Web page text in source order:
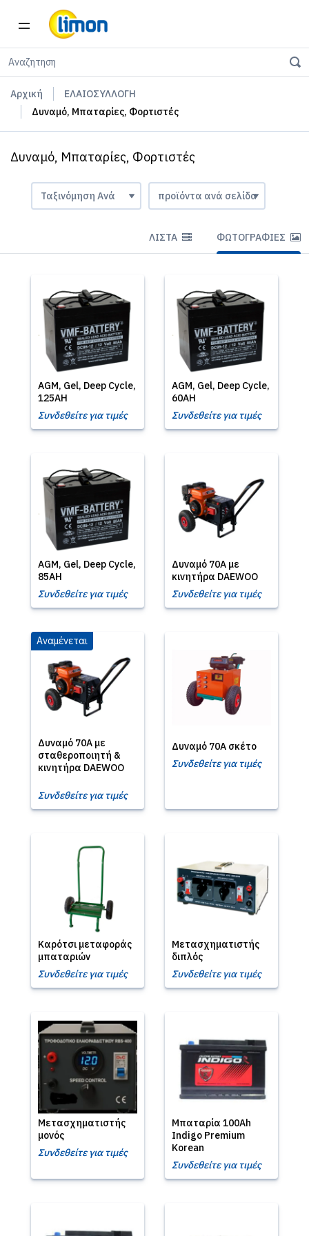
Αρχική
ΕΛΑΙΟΣΥΛΛΟΓΗ
Δυναμό, Μπαταρίες, Φορτιστές
Δυναμό, Μπαταρίες, Φορτιστές
ΛΊΣΤΑ ΦΩΤΟΓΡΑΦΊΕΣ
AGM, Gel, Deep Cycle,
125ΑΗ
Συνδεθείτε για τιμές
AGM, Gel, Deep Cycle,
60ΑΗ
Συνδεθείτε για τιμές
AGM, Gel, Deep Cycle,
85ΑΗ
Συνδεθείτε για τιμές
Δυναμό 70Α με
κινητήρα DAEWOO
Συνδεθείτε για τιμές
Δυναμό 70Α με
σταθεροποιητή &
κινητήρα DAEWOO
Αναμένεται
Συνδεθείτε για τιμές
Δυναμό 70Α σκέτο
Συνδεθείτε για τιμές
Καρότσι μεταφοράς
μπαταριών
Συνδεθείτε για τιμές
Μετασχηματιστής
διπλός
Συνδεθείτε για τιμές
Μετασχηματιστής
μονός
Συνδεθείτε για τιμές
Μπαταρία 100Ah
Indigo Premium
Korean
Συνδεθείτε για τιμές